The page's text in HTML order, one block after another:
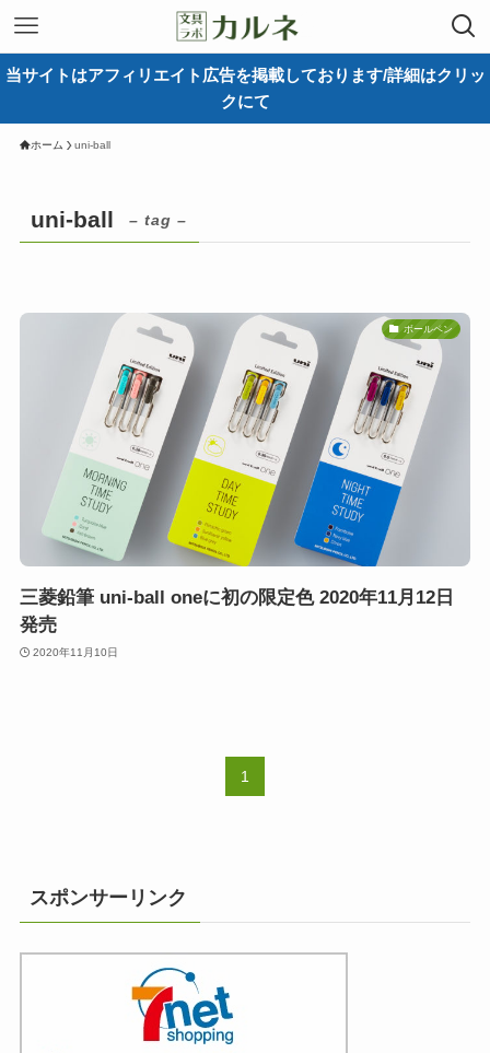
当サイトはアフィリエイト広告を掲載しております/詳細はクリッ
クにて
ホーム uni-ball
uni-ball – tag –
ボールペン
三菱鉛筆 uni-ball oneに初の限定色 2020年11月12日
発売
2020年11月10日
1
スポンサーリンク